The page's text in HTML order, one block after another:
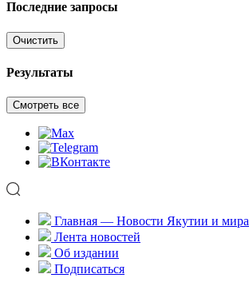
Последние запросы
Очистить
Результаты
Смотреть все
Главная — Новости Якутии и мира
Лента новостей
Об издании
Подписаться